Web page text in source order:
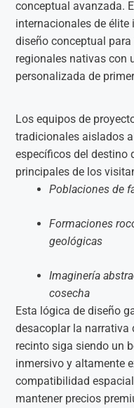
conceptual avanzada.
internacionales de élite
diseño conceptual
regionales nativas con
personalizada de
Los equipos de
tradicionales aislados
específicos del destino
principales de los
Poblaciones de
Formaciones
geológicas
Imaginería
cosecha
Esta lógica de diseño
desacoplar la narrativa
recinto siga siendo un
inmersivo y altamente
compatibilidad
mantener precios